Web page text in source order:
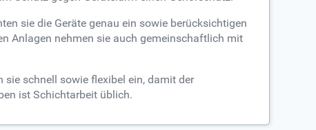
sie die Geräte genau ein sowie berücksichtigen
Anlagen nehmen sie auch gemeinschaftlich mit
schnell sowie flexibel ein, damit der
ist Schichtarbeit üblich.